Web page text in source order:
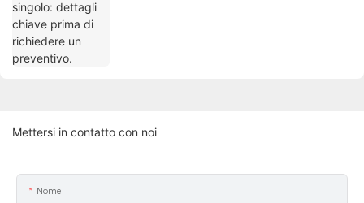
Mettersi in contatto con noi
Nome